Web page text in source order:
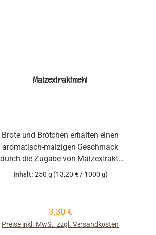
Malzextraktmehl
Brote und Brötchen erhalten einen
aromatisch-malzigen Geschmack
durch die Zugabe von Malzextrakt.
Dieser ist in der normalen Form
getrocknete Version anbieten, die
mit einem hellen, ebenfalls
Inhalt: 250 g (13,20 € / 1000 g)
Regulärer Preis:
3,30 €
Preise inkl. MwSt. zzgl. Versandkosten